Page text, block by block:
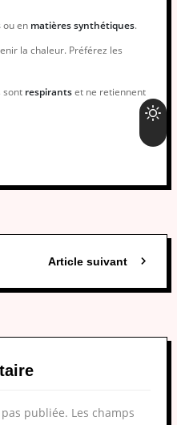
ou en matières synthétiques.
la chaleur. Préférez les
sont respirantset ne retiennent
Article suivant
publiée. Les champs